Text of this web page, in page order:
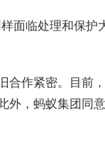
面临处理和保护
作紧密。目前
，蚂蚁集团同